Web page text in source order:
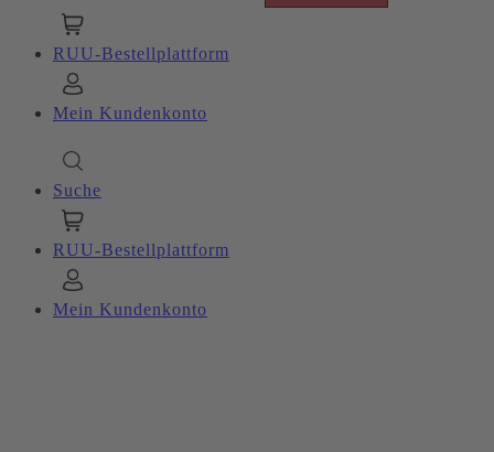
RUU-Bestellplattform
Mein Kundenkonto
Suche
RUU-Bestellplattform
Mein Kundenkonto